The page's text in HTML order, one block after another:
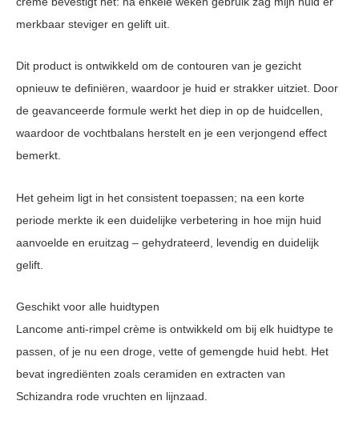
merkbaar steviger en gelift uit.
Dit product is ontwikkeld om de contouren van je gezicht
opnieuw te definiëren, waardoor je huid er strakker uitziet. Door
de geavanceerde formule werkt het diep in op de huidcellen,
waardoor de vochtbalans herstelt en je een verjongend effect
bemerkt.
Het geheim ligt in het consistent toepassen; na een korte
periode merkte ik een duidelijke verbetering in hoe mijn huid
aanvoelde en eruitzag – gehydrateerd, levendig en duidelijk
gelift.
Geschikt voor alle huidtypen
Lancome anti-rimpel crème is ontwikkeld om bij elk huidtype te
passen, of je nu een droge, vette of gemengde huid hebt. Het
bevat ingrediënten zoals ceramiden en extracten van
Schizandra rode vruchten en lijnzaad.